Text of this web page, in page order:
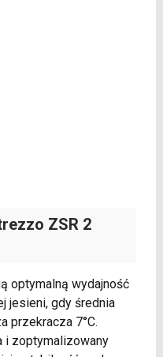
ZSR 2
optymalną wydajność
jesieni, gdy średnia
przekracza 7°C.
i zoptymalizowany